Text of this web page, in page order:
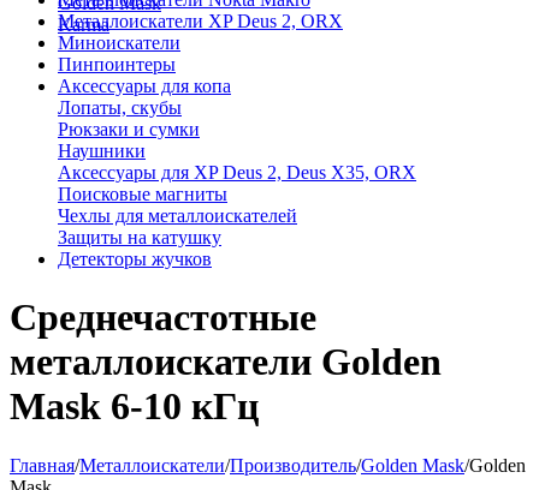
Karma
Металлоискатели XP Deus 2, ORX
Миноискатели
Пинпоинтеры
Аксессуары для копа
Лопаты, скубы
Рюкзаки и сумки
Наушники
Аксессуары для XP Deus 2, Deus X35, ORX
Поисковые магниты
Чехлы для металлоискателей
Защиты на катушку
Детекторы жучков
Среднечастотные
металлоискатели Golden
Mask 6-10 кГц
Главная/Металлоискатели/Производитель/Golden Mask/Golden